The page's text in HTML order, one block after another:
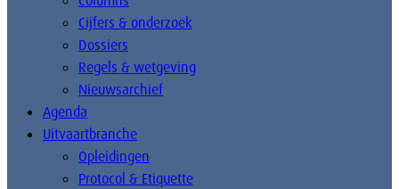
Cijfers & onderzoek
Dossiers
Regels & wetgeving
Nieuwsarchief
Agenda
Uitvaartbranche
Opleidingen
Protocol & Etiquette